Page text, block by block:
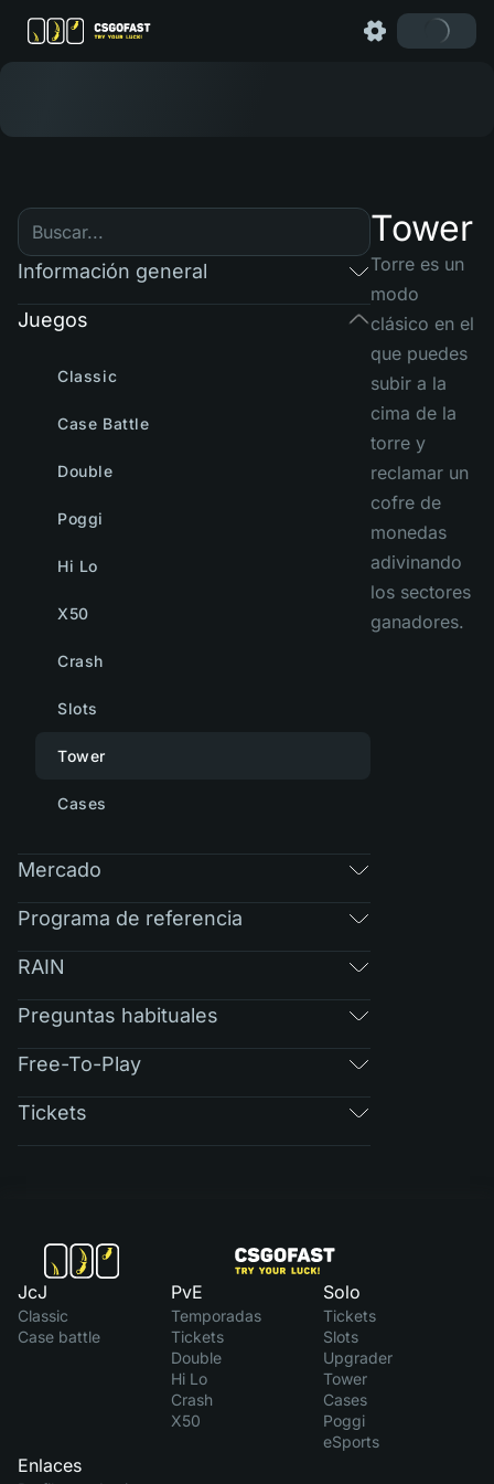
Información general
Juegos
Classic
Case Battle
Double
Poggi
Hi Lo
X50
Crash
Slots
Tower
Cases
Mercado
Programa de referencia
RAIN
Preguntas habituales
Free-To-Play
Tickets
Tower
Torre es un
modo
clásico en el
que puedes
subir a la
cima de la
torre y
reclamar un
cofre de
monedas
adivinando
los sectores
ganadores.
JcJ
Classic
Case battle
PvE
Temporadas
Tickets
Double
Hi Lo
Crash
X50
Solo
Tickets
Slots
Upgrader
Tower
Cases
Poggi
eSports
Enlaces